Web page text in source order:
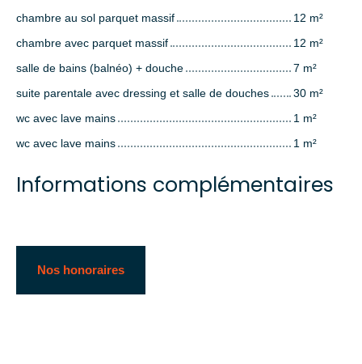
chambre au sol parquet massif
12 m²
chambre avec parquet massif
12 m²
salle de bains (balnéo) + douche
7 m²
suite parentale avec dressing et salle de douches
30 m²
wc avec lave mains
1 m²
wc avec lave mains
1 m²
Informations complémentaires
Nos honoraires